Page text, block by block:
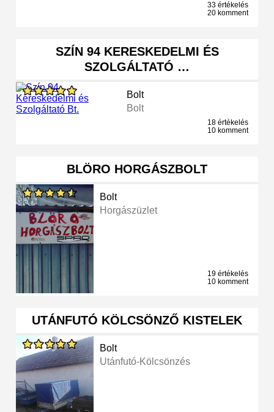
33 értékelés
20 komment
SZÍN 94 KERESKEDELMI ÉS
SZOLGÁLTATÓ …
Bolt
Bolt
18 értékelés
10 komment
BLÖRO HORGÁSZBOLT
Bolt
Horgászüzlet
19 értékelés
10 komment
UTÁNFUTÓ KÖLCSÖNZŐ KISTELEK
Bolt
Utánfutó-Kölcsönzés